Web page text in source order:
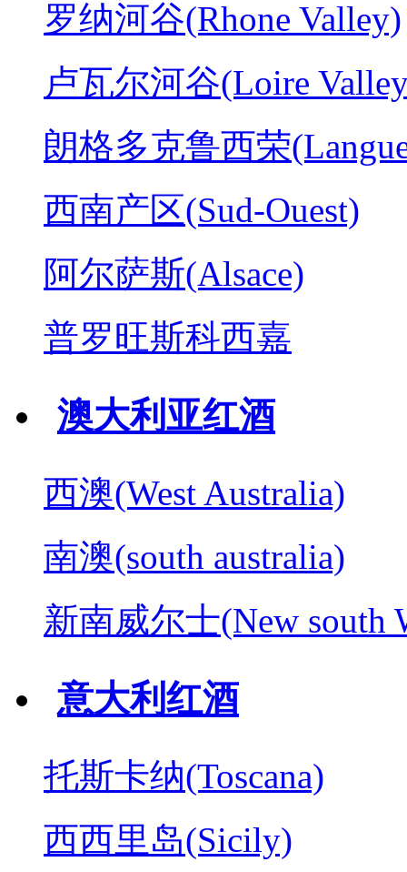
罗纳河谷(Rhone Valley)
卢瓦尔河谷(Loire
朗格多克鲁西荣
西南产区(Sud-Ouest)
阿尔萨斯(Alsace)
普罗旺斯科西嘉
澳大利亚红酒
西澳(West Australia)
南澳(south australia)
新南威尔士(New south
意大利红酒
托斯卡纳(Toscana)
西西里岛(Sicily)